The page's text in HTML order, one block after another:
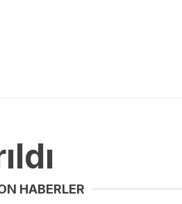
HABERLER